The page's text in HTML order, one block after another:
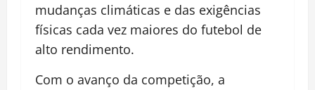
mudanças climáticas e das exigências
físicas cada vez maiores do futebol de
alto rendimento.
Com o avanço da competição, a